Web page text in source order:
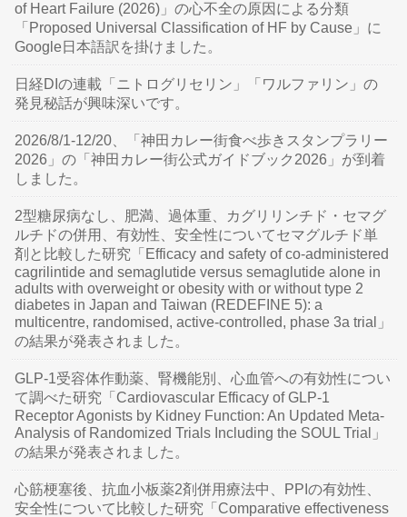
of Heart Failure (2026)」の心不全の原因による分類
「Proposed Universal Classification of HF by Cause」に
Google日本語訳を掛けました。
日経DIの連載「ニトログリセリン」「ワルファリン」の
発見秘話が興味深いです。
2026/8/1-12/20、「神田カレー街食べ歩きスタンプラリー
2026」の「神田カレー街公式ガイドブック2026」が到着
しました。
2型糖尿病なし、肥満、過体重、カグリリンチド・セマグ
ルチドの併用、有効性、安全性についてセマグルチド単
剤と比較した研究「Efficacy and safety of co-administered
cagrilintide and semaglutide versus semaglutide alone in
adults with overweight or obesity with or without type 2
diabetes in Japan and Taiwan (REDEFINE 5): a
multicentre, randomised, active-controlled, phase 3a trial」
の結果が発表されました。
GLP-1受容体作動薬、腎機能別、心血管への有効性につい
て調べた研究「Cardiovascular Efficacy of GLP-1
Receptor Agonists by Kidney Function: An Updated Meta-
Analysis of Randomized Trials Including the SOUL Trial」
の結果が発表されました。
心筋梗塞後、抗血小板薬2剤併用療法中、PPIの有効性、
安全性について比較した研究「Comparative effectiveness